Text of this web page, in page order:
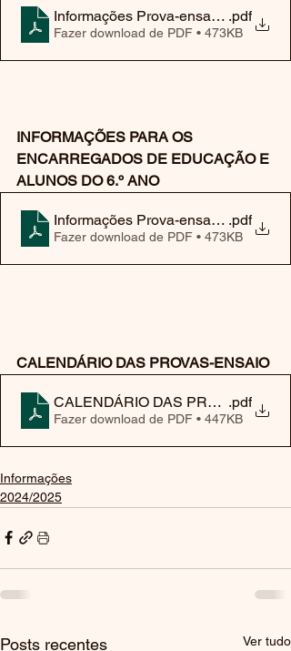
Informações Prova-ensaio 9º ano
.pdf
Fazer download de PDF • 473KB
INFORMAÇÕES PARA OS
ENCARREGADOS DE EDUCAÇÃO E
ALUNOS DO 6.º ANO
Informações Prova-ensaio 6º ano
.pdf
Fazer download de PDF • 473KB
CALENDÁRIO DAS PROVAS-ENSAIO
CALENDÁRIO DAS PROVAS -
.pdf
Fazer download de PDF • 447KB
Informações
2024/2025
Posts recentes Ver tudo